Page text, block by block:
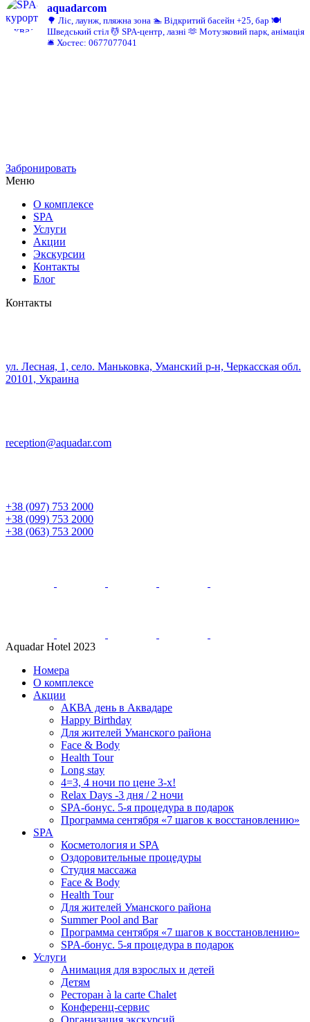
aquadarcom
🌳 Ліс, лаунж, пляжна зона 🏊 Відкритий басейн +25, бар 🍽️
Шведський стіл 💆 SPA-центр, лазні 🫶 Мотузковий парк, анімація
🛎️ Хостес: 0677077041
Забронировать
Меню
О комплексе
SPA
Услуги
Акции
Экскурсии
Контакты
Блог
Контакты
ул. Лесная, 1, село. Маньковка, Уманский р-н, Черкасская обл.
20101, Украина
reception@aquadar.com
+38 (097) 753 2000
+38 (099) 753 2000
+38 (063) 753 2000
Aquadar Hotel 2023
Номера
О комплексе
Акции
АКВА день в Аквадаре
Happy Birthday
Для жителей Уманского района
Face & Body
Health Tour
Long stay
4=3, 4 ночи по цене 3-х!
Relax Days -3 дня / 2 ночи
SPA-бонус. 5-я процедура в подарок
Программа сентября «7 шагов к восстановлению»
SPA
Косметология и SPA
Оздоровительные процедуры
Студия массажа
Face & Body
Health Tour
Для жителей Уманского района
Summer Pool and Bar
Программа сентября «7 шагов к восстановлению»
SPA-бонус. 5-я процедура в подарок
Услуги
Анимация для взрослых и детей
Детям
Ресторан à la carte Chalet
Конференц-сервис